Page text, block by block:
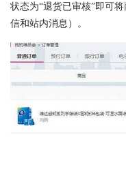
状态为“退货已审核”即可
信和站内消息）。